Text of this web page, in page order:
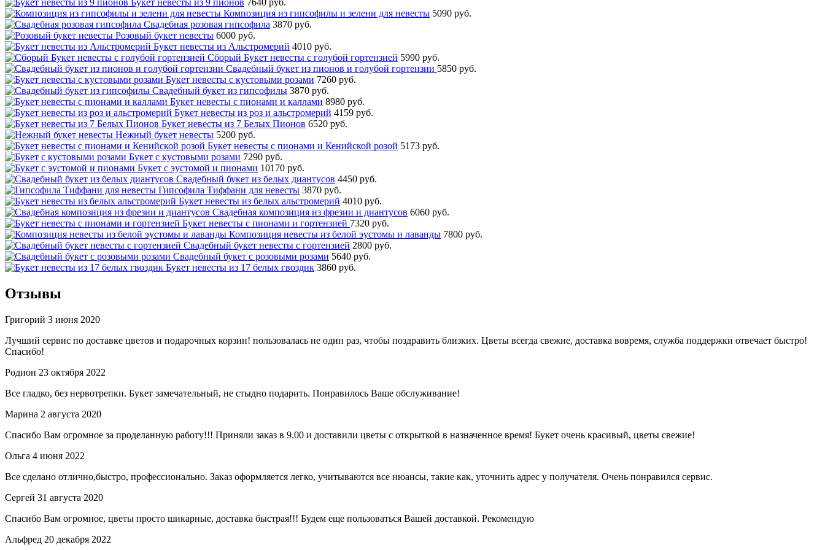
Композиция из гипсофилы и зелени для невесты 5090 руб.
Свадебная розовая гипсофила 3870 руб.
Розовый букет невесты 6000 руб.
Букет невесты из Альстромерий 4010 руб.
Сборый Букет невесты с голубой гортензией 5990 руб.
Свадебный букет из пионов и голубой гортензии 5850 руб.
Букет невесты с кустовыми розами 7260 руб.
Свадебный букет из гипсофилы 3870 руб.
Букет невесты с пионами и каллами 8980 руб.
Букет невесты из роз и альстромерий 4159 руб.
Букет невесты из 7 Белых Пионов 6520 руб.
Нежный букет невесты 5200 руб.
Букет невесты с пионами и Кенийской розой 5173 руб.
Букет с кустовыми розами 7290 руб.
Букет с эустомой и пионами 10170 руб.
Свадебный букет из белых диантусов 4450 руб.
Гипсофила Тиффани для невесты 3870 руб.
Букет невесты из белых альстромерий 4010 руб.
Свадебная композиция из фрезии и диантусов 6060 руб.
Букет невесты с пионами и гортензией 7320 руб.
Композиция невесты из белой эустомы и лаванды 7800 руб.
Свадебный букет невесты с гортензией 2800 руб.
Свадебный букет с розовыми розами 5640 руб.
Букет невесты из 17 белых гвоздик 3860 руб.
Отзывы
Григорий 3 июня 2020
Лучший сервис по доставке цветов и подарочных корзин! пользовалась не один раз, чтобы поздравить близких. Цветы всегда свежие, доставка вовремя, служба поддержки отвечает быстро!
Спасибо!
Родион 23 октября 2022
Все гладко, без нервотрепки. Букет замечательный, не стыдно подарить. Понравилось Ваше обслуживание!
Марина 2 августа 2020
Спасибо Вам огромное за проделанную работу!!! Приняли заказ в 9.00 и доставили цветы с открыткой в назначенное время! Букет очень красивый, цветы свежие!
Ольга 4 июня 2022
Все сделано отлично,быстро, профессионально. Заказ оформляется легко, учитываются все нюансы, такие как, уточнить адрес у получателя. Очень понравился сервис.
Сергей 31 августа 2020
Спасибо Вам огромное, цветы просто шикарные, доставка быстрая!!! Будем еще пользоваться Вашей доставкой. Рекомендую
Альфред 20 декабря 2022